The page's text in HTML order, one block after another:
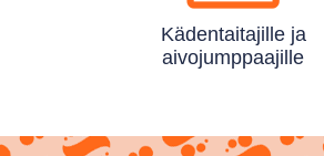
Käden­taitajille ja
aivo­jumppaajille